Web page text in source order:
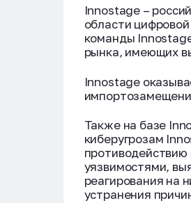
Innostage –
области
команды
рынка, имеющих
Innostage
Также на базе
киберугрозам
противодействию
уязвимостями,
реагирования на
устранения